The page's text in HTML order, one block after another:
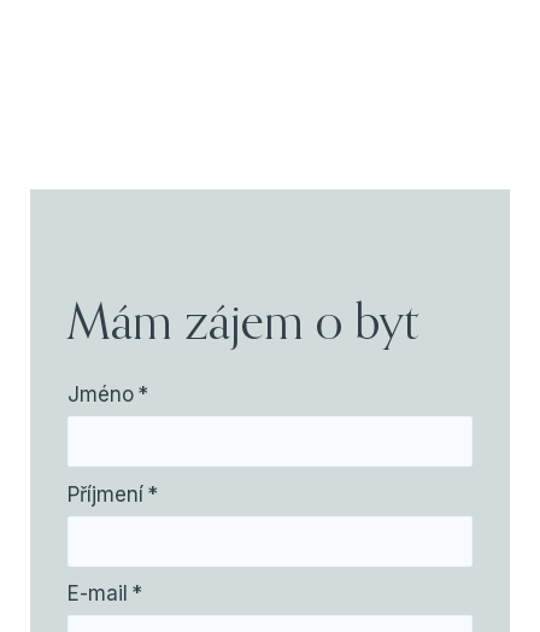
Mám zájem o byt
Jméno *
Příjmení *
E-mail *